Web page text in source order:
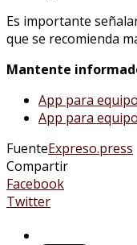
Es importante
que se recomienda
Mantente
App para
App para
FuenteExpreso.press
Compartir
Facebook
Twitter